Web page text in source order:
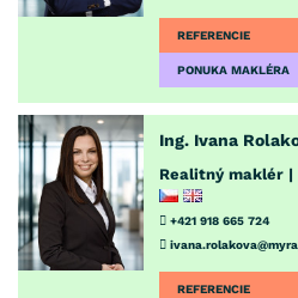
REFERENCIE
PONUKA MAKLÉRA
Ing. Ivana
Realitný maklér
+421 918 665 724
REFERENCIE